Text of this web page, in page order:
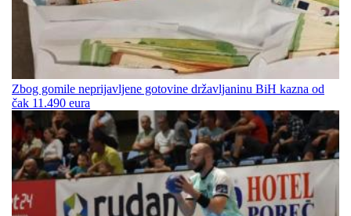
Zbog gomile neprijavljene gotovine državljaninu BiH kazna od
čak 11.490 eura